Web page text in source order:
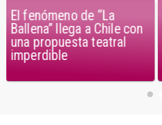
El fenómeno de “La
Ballena” llega a Chile con
una propuesta teatral
imperdible